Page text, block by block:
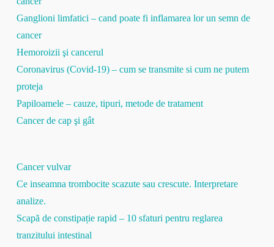
Ganglioni limfatici – cand poate fi inflamarea lor un semn de
cancer
Hemoroizii şi cancerul
Coronavirus (Covid-19) – cum se transmite si cum ne putem
proteja
Papiloamele – cauze, tipuri, metode de tratament
Cancer de cap şi gât
Cancer vulvar
Ce inseamna trombocite scazute sau crescute. Interpretare
analize.
Scapă de constipație rapid – 10 sfaturi pentru reglarea
tranzitului intestinal